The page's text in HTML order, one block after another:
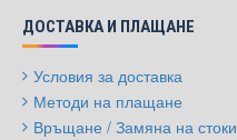
ДОСТАВКА И ПЛАЩАНЕ
Условия за доставка
Методи на плащане
Връщане / Замяна на стоки